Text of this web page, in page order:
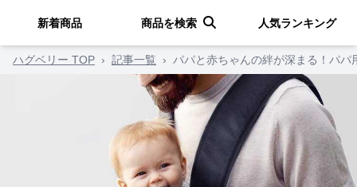
新着商品 商品を検索 人気ランキング
ハグベリー TOP › 記事一覧 › パパと赤ちゃんの絆が深まる！パパ